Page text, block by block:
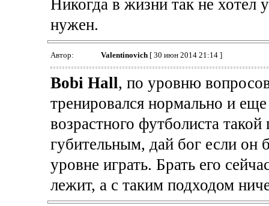
Никогда в жизни так не хотел
нужен.
Автор: Valentinovich[ 30 июн 2014 21:14 ]
Bobi Hall, по уровню
тренировался нормально и
возрастного футболиста
губительным, дай бог если он
уровне играть. Брать его
лежит, а с таким подходом